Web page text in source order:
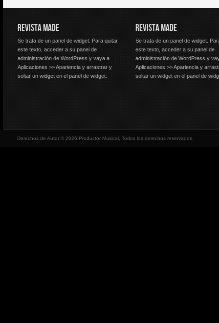
REVISTA MADE
Se trata de un panel de widget. Para quitar
este texto, acceder a su panel de
administración de WordPress y vaya a
Aplicaciones >> Apariencia y arrastrar y
soltar un widget en el panel de widget.
REVISTA MADE
Se trata de un panel de widget.
este texto, acceder a su panel de
administración de WordPress y
Aplicaciones >> Apariencia y
soltar un widget en el panel de
Derechos de Autor © 2026 Productor Musical, Todos los derechos reservados.